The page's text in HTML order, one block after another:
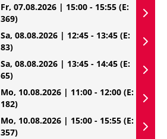
Fr, 07.08.2026 | 15:00 - 15:55 (E:
369)
Sa, 08.08.2026 | 12:45 - 13:45 (E:
83)
Sa, 08.08.2026 | 13:45 - 14:45 (E:
65)
Mo, 10.08.2026 | 11:00 - 12:00 (E:
182)
Mo, 10.08.2026 | 15:00 - 15:55 (E:
357)